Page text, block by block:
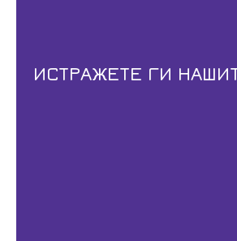
ИСТРАЖЕТЕ ГИ